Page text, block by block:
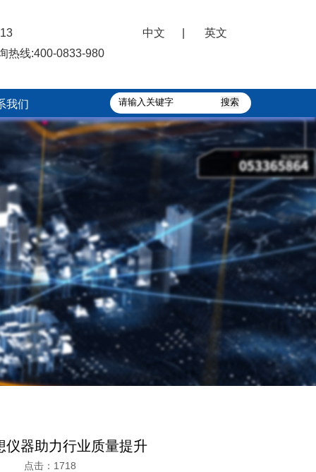
中文
英文
热线:400-0833-980
我们
仪器助力行业质量提升
点击：1718